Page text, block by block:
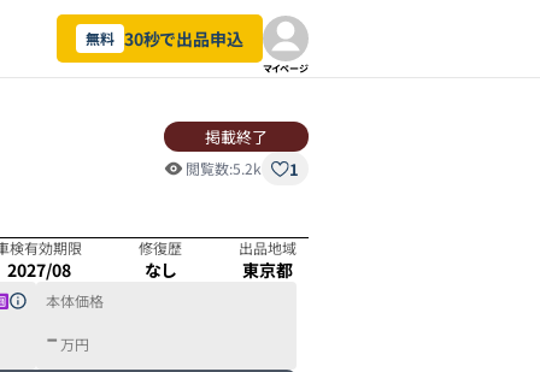
無料 30秒で出品申込
マイページ
掲載終了
閲覧数:5.2k 1
検有効期限
2027/08
修復歴
なし
出品地域
東京都
本体価格
- 万円